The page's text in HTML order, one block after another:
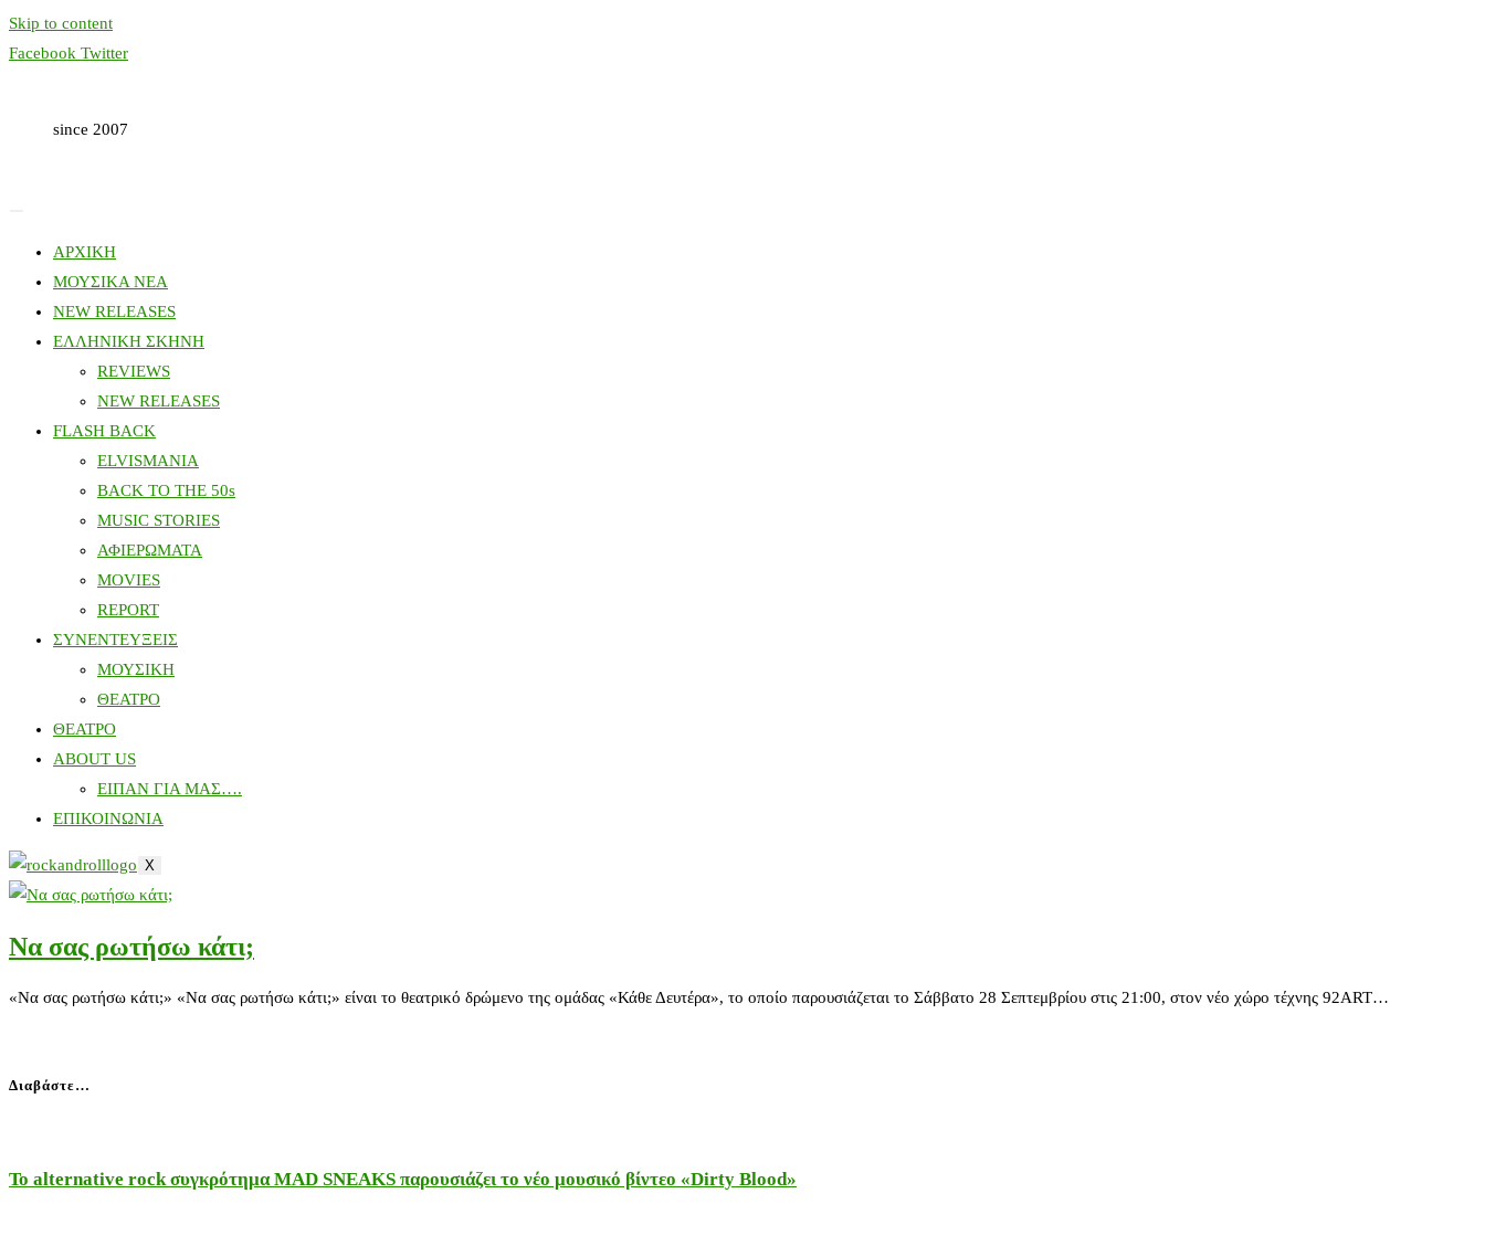
Skip to content
Facebook Twitter
since 2007
ΑΡΧΙΚΗ
ΜΟΥΣΙΚΑ ΝΕΑ
NEW RELEASES
ΕΛΛΗΝΙΚΗ ΣΚΗΝΗ
REVIEWS
NEW RELEASES
FLASH BACK
ELVISMANIA
BACK TO THE 50s
MUSIC STORIES
ΑΦΙΕΡΩΜΑΤΑ
MOVIES
REPORT
ΣΥΝΕΝΤΕΥΞΕΙΣ
ΜΟΥΣΙΚΗ
ΘΕΑΤΡΟ
ΘΕΑΤΡΟ
ABOUT US
ΕΙΠΑΝ ΓΙΑ ΜΑΣ….
ΕΠΙΚΟΙΝΩΝΙΑ
X
Να σας ρωτήσω κάτι;
«Να σας ρωτήσω κάτι;» «Να σας ρωτήσω κάτι;» είναι το θεατρικό δρώμενο της ομάδας «Κάθε Δευτέρα», το οποίο παρουσιάζεται το Σάββατο 28 Σεπτεμβρίου στις 21:00, στον νέο χώρο τέχνης 92ART…
Διαβάστε…
Το alternative rock συγκρότημα MAD SNEAKS παρουσιάζει το νέο μουσικό βίντεο «Dirty Blood»